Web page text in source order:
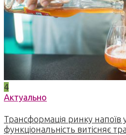
4
Актуально
Трансформація ринку напоїв
функціональність витісняє